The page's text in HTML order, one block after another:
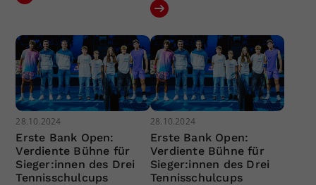
28.10.2024
Erste Bank Open:
Verdiente Bühne für
Sieger:innen des Drei
Tennisschulcups
28.10.2024
Erste Bank Open:
Verdiente Bühne für
Sieger:innen des Drei
Tennisschulcups